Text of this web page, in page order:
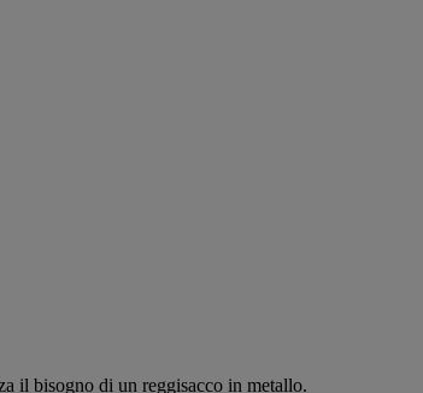
il bisogno di un reggisacco in metallo.